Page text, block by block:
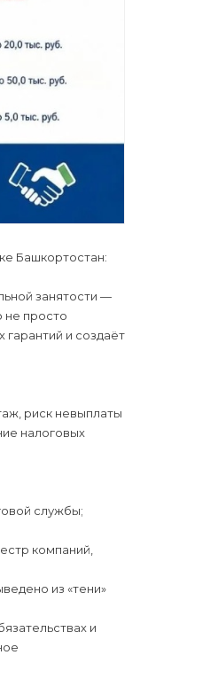
Башкортостан:
занятости —
не просто
и создаёт
риск невыплаты
налоговых
службы;
компаний,
из «тени»
и